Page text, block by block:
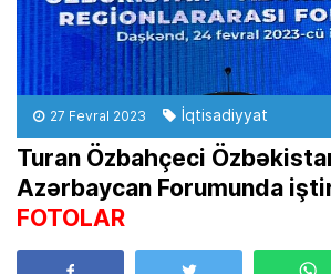
27 Fevral 2023 İqtisadiyyat
Turan Özbahçeci
Azərbaycan Forumunda
FOTOLAR